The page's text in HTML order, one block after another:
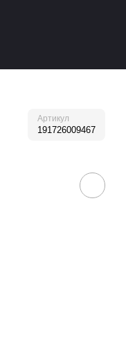
Артикул
191726009467